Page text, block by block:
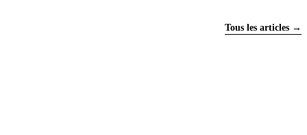
Tous les articles →